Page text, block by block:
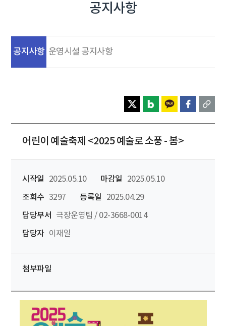
공지사항
공지사항 운영시설 공지사항
어린이 예술축제 <2025 예술로 소풍 - 봄>
시작일 2025.05.10 마감일
2025.05.10
조회수 3297 등록일
2025.04.29
담당부서
극장운영팀 / 02-3668-0014
담당자 이재일
첨부파일